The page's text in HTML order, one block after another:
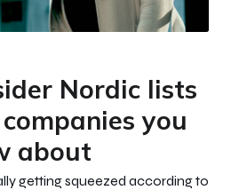
Nordic lists
you
about
getting squeezed according to